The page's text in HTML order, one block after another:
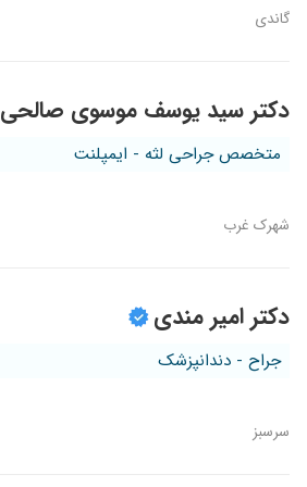
گاندی
دکتر سید یوسف موسوی صالحی
متخصص جراحی لثه - ایمپلنت
شهرک غرب
دکتر امیر مندی
جراح - دندانپزشک
سرسبز